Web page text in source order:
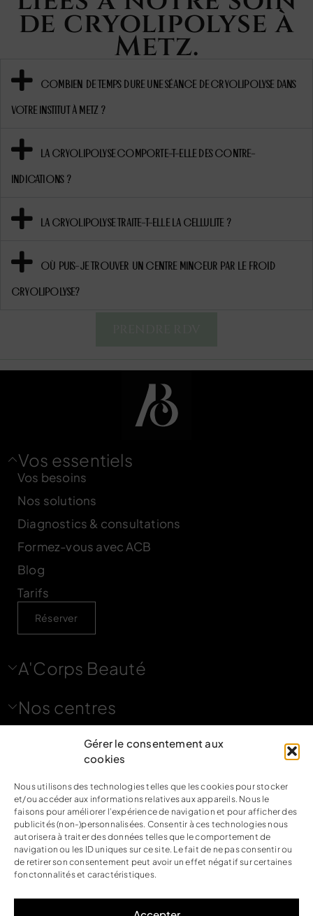
Gérer le consentement aux
cookies
Nous utilisons des technologies telles que les cookies pour stocker
et/ou accéder aux informations relatives aux appareils. Nous le
faisons pour améliorer l’expérience de navigation et pour afficher des
publicités (non-)personnalisées. Consentir à ces technologies nous
autorisera à traiter des données telles que le comportement de
navigation ou les ID uniques sur ce site. Le fait de ne pas consentir ou
de retirer son consentement peut avoir un effet négatif sur certaines
fonctonnalités et caractéristiques.
de cryolipolyse à
Metz.
COMBIEN DE TEMPS DURE UNE SÉANCE DE CRYOLIPOLYSE DANS
VOTRE INSTITUT À METZ ?
LA CRYOLIPOLYSE COMPORTE-T-ELLE DES CONTRE-
INDICATIONS ?
LA CRYOLIPOLYSE TRAITE-T-ELLE LA CELLULITE ?
OÙ PUIS-JE TROUVER UN CENTRE MINCEUR PAR LE FROID
CRYOLIPOLYSE?
Vos essentiels
Vos besoins
Nos solutions
Diagnostics & consultations
Formez-vous avec ACB
Blog
Tarifs
Réserver
A'Corps Beauté
Nos centres
Nous contacter
Nous suivre
Mentions légales